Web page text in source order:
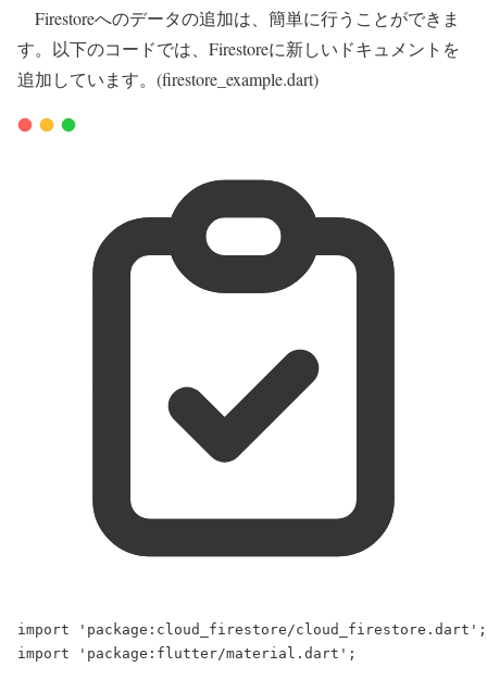
Firestoreへのデータの追加は、簡単に行うことができま
す。以下のコードでは、Firestoreに新しいドキュメントを
追加しています。(firestore_example.dart)
import 'package:cloud_firestore/cloud_firestore.dart' ;
import
'package:flutter/material.dart' ;